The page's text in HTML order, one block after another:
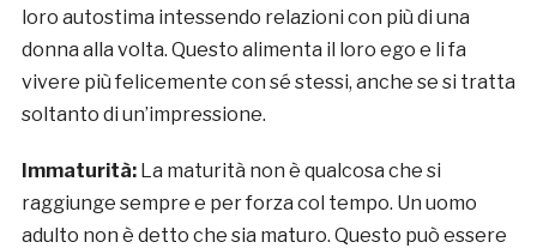
loro autostima intessendo relazioni con più di una
donna alla volta. Questo alimenta il loro ego e li fa
vivere più felicemente con sé stessi, anche se si tratta
soltanto di un’impressione.
Immaturità: La maturità non è qualcosa che si
raggiunge sempre e per forza col tempo. Un uomo
adulto non è detto che sia maturo. Questo può essere